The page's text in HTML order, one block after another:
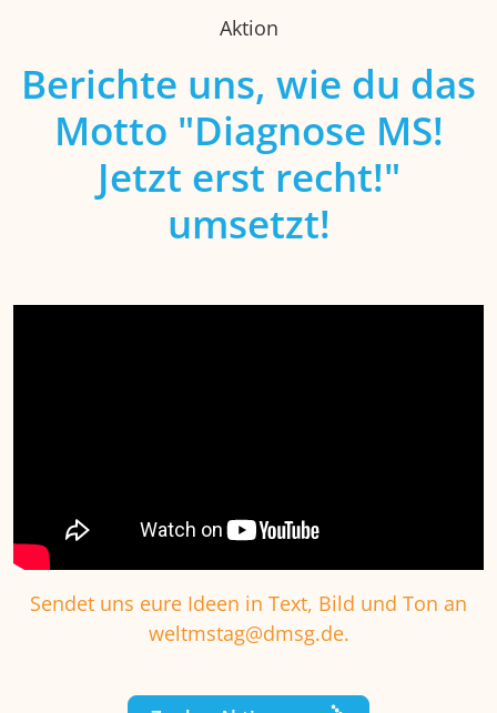
Aktion
Berichte uns, wie du das
Motto "Diagnose MS!
Jetzt erst recht!"
umsetzt!
Sendet uns eure Ideen in Text, Bild und Ton an
weltmstag@dmsg.de.